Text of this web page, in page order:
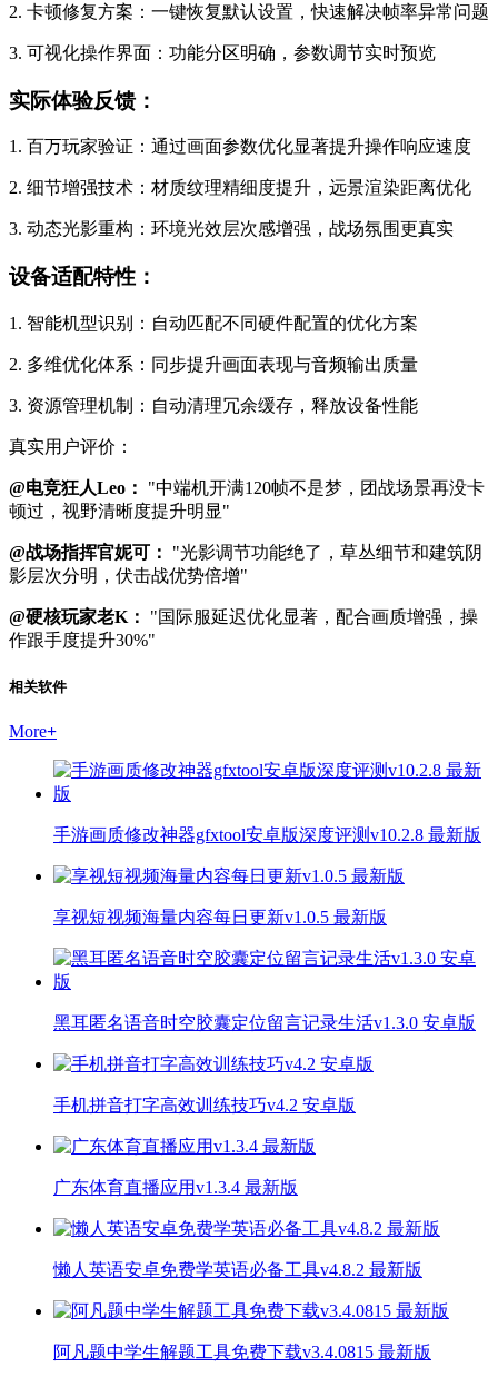
2. 卡顿修复方案：一键恢复默认设置，快速解决帧率异常问题
3. 可视化操作界面：功能分区明确，参数调节实时预览
实际体验反馈：
1. 百万玩家验证：通过画面参数优化显著提升操作响应速度
2. 细节增强技术：材质纹理精细度提升，远景渲染距离优化
3. 动态光影重构：环境光效层次感增强，战场氛围更真实
设备适配特性：
1. 智能机型识别：自动匹配不同硬件配置的优化方案
2. 多维优化体系：同步提升画面表现与音频输出质量
3. 资源管理机制：自动清理冗余缓存，释放设备性能
真实用户评价：
@电竞狂人Leo：
"中端机开满120帧不是梦，团战场景再没卡
顿过，视野清晰度提升明显"
@战场指挥官妮可：
"光影调节功能绝了，草丛细节和建筑阴
影层次分明，伏击战优势倍增"
@硬核玩家老K：
"国际服延迟优化显著，配合画质增强，操
作跟手度提升30%"
相关软件
More+
手游画质修改神器gfxtool安卓版深度评测v10.2.8 最新版
享视短视频海量内容每日更新v1.0.5 最新版
黑耳匿名语音时空胶囊定位留言记录生活v1.3.0 安卓版
手机拼音打字高效训练技巧v4.2 安卓版
广东体育直播应用v1.3.4 最新版
懒人英语安卓免费学英语必备工具v4.8.2 最新版
阿凡题中学生解题工具免费下载v3.4.0815 最新版